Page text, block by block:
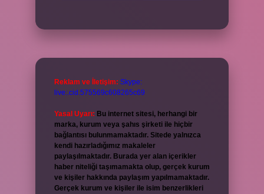
Reklam ve İletişim: Skype:
live:.cid.575569c608265c69
Yasal Uyarı: Bu internet sitesi, herhangi bir
marka, kurum veya şahıs şirketi ile hiçbir
bağlantısı bulunmamaktadır. Sitede yalnızca
kendi hazırladığımız makaleler
paylaşılmaktadır. Burada yer alan içerikler
haber niteliği taşımamakta olup, gerçek kurum
ve kişiler hakkında paylaşım yapılmamaktadır.
Gerçek kurum ve kişiler ile isim benzerlikleri